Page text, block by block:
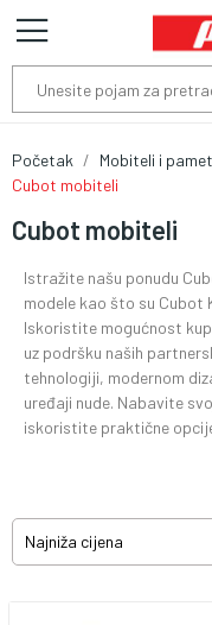
Početak Mobiteli i
Cubot mobiteli
Cubot mobiteli
Istražite našu ponudu
modele kao što su Cubot
Iskoristite mogućnost
uz podršku naših
tehnologiji, modernom
uređaji nude. Nabavite
iskoristite praktične
Najniža cijena